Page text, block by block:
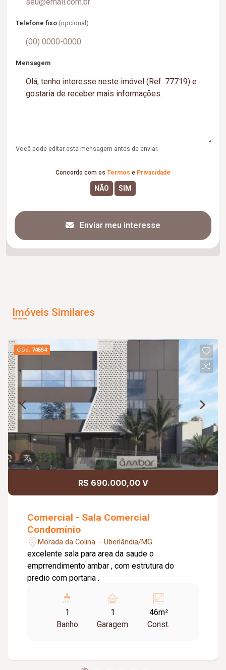
Telefone fixo (opcional)
Mensagem
Você pode editar esta mensagem antes de enviar.
Concordo com os Termos e Privacidade
Enviar meu interesse
Imóveis Similares
Cód. 74554
R$ 690.000,00 V
Comercial - Sala Comercial
Condomínio
Morada da Colina - Uberlândia/MG
excelente sala para area da saude o
emprrendimento ambar , com estrutura do
predio com portaria .
1
Banho
1
Garagem
46m²
Const.